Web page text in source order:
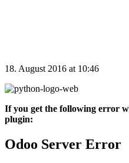
18. August 2016 at 10:46
If you get the following error
plugin:
Odoo Server Error